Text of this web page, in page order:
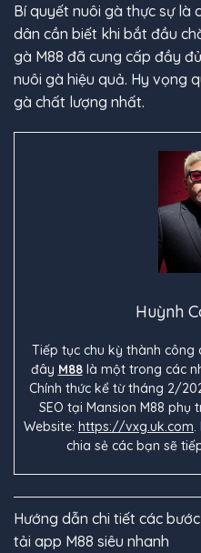
Bí quyết nuôi gà thực sự là
dân cần biết khi bắt đầu
gà M88 đã cung cấp đầy
nuôi gà hiệu quả. Hy vọng
gà chất lượng nhất.
Huỳnh
Tiếp tục chu kỳ thành công
đây M88là một trong các
Chính thức kể từ tháng 2/
SEO tại Mansion M88
Website: https://vxg.uk.com.
chia sẻ các bạn sẽ
Hướng dẫn chi tiết các bước
tải app M88 siêu nhanh